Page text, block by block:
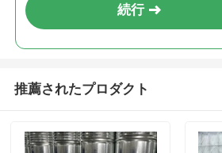
続行
推薦されたプロダクト